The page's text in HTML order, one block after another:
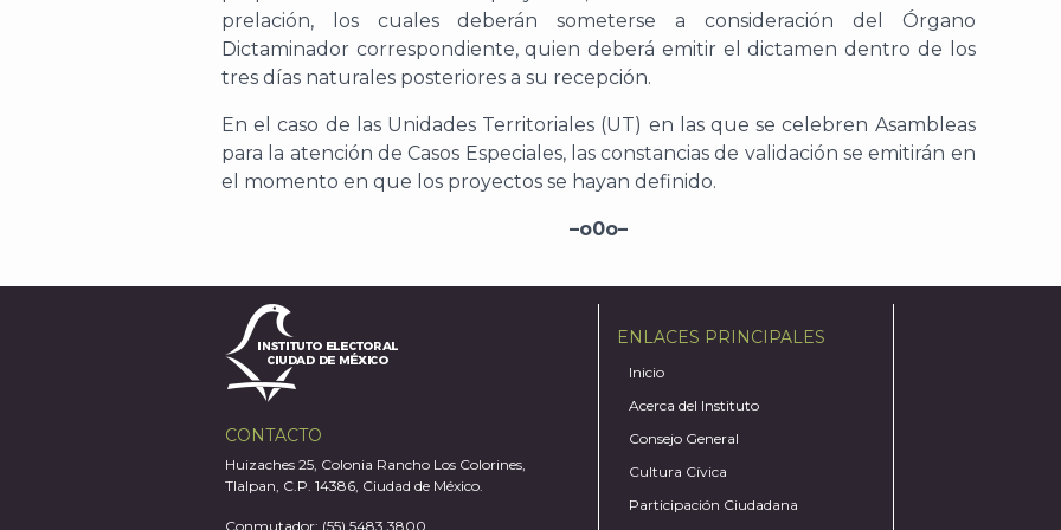
prelación, los cuales deberán someterse a consideración del Órgano
Dictaminador correspondiente, quien deberá emitir el dictamen dentro de los
tres días naturales posteriores a su recepción.
En el caso de las Unidades Territoriales (UT) en las que se celebren Asambleas
para la atención de Casos Especiales, las constancias de validación se emitirán en
el momento en que los proyectos se hayan definido.
–o0o–
CONTACTO
Huizaches 25, Colonia Rancho Los Colorines,
Tlalpan, C.P. 14386, Ciudad de México.
Conmutador: (55) 5483 3800
ENLACES PRINCIPALES
Inicio
Acerca del Instituto
Consejo General
Cultura Cívica
Participación Ciudadana